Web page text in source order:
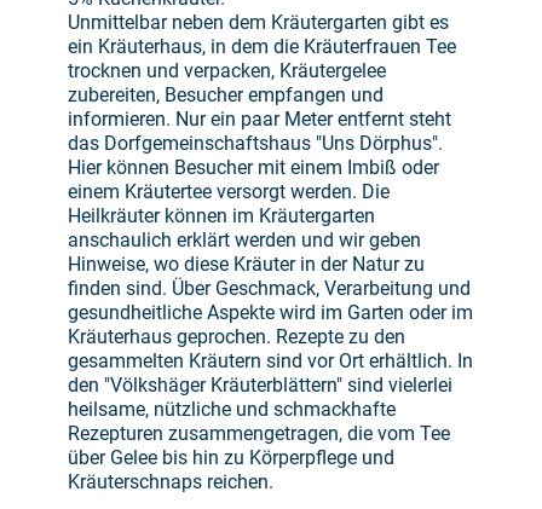
Unmittelbar neben dem Kräutergarten gibt es
ein Kräuterhaus, in dem die Kräuterfrauen Tee
trocknen und verpacken, Kräutergelee
zubereiten, Besucher empfangen und
informieren. Nur ein paar Meter entfernt steht
das Dorfgemeinschaftshaus "Uns Dörphus".
Hier können Besucher mit einem Imbiß oder
einem Kräutertee versorgt werden. Die
Heilkräuter können im Kräutergarten
anschaulich erklärt werden und wir geben
Hinweise, wo diese Kräuter in der Natur zu
finden sind. Über Geschmack, Verarbeitung und
gesundheitliche Aspekte wird im Garten oder im
Kräuterhaus geprochen. Rezepte zu den
gesammelten Kräutern sind vor Ort erhältlich. In
den "Völkshäger Kräuterblättern" sind vielerlei
heilsame, nützliche und schmackhafte
Rezepturen zusammengetragen, die vom Tee
über Gelee bis hin zu Körperpflege und
Kräuterschnaps reichen.